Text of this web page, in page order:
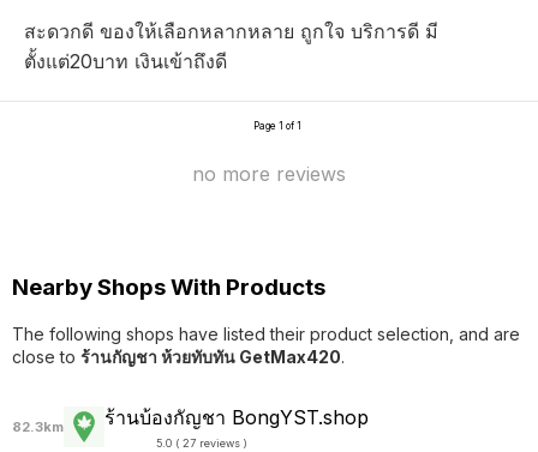
สะดวกดี ของให้เลือกหลากหลาย ถูกใจ บริการดี มี
ตั้งแต่20บาท เงินเข้าถึงดี
Page 1 of 1
no more reviews
Nearby Shops With Products
The following shops have listed their product selection, and are
close to ร้านกัญชา ห้วยทับทัน GetMax420.
82.3km ร้านบ้องกัญชา BongYST.shop
5.0 ( 27 reviews )